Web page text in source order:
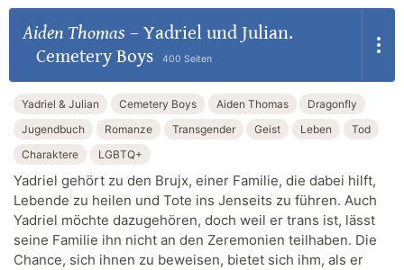
Aiden Thomas – Yadriel und Julian.
Cemetery Boys
400 Seiten
Yadriel & Julian Cemetery Boys Aiden Thomas
Dragonfly
Jugendbuch
Romanze Transgender Geist Leben
Tod
Charaktere
LGBTQ+
Yadriel gehört zu den Brujx, einer Familie, die dabei hilft,
Lebende zu heilen und Tote ins Jenseits zu führen. Auch
Yadriel möchte dazugehören, doch weil er trans ist, lässt
seine Familie ihn nicht an den Zeremonien teilhaben. Die
Chance, sich ihnen zu beweisen, bietet sich ihm, als er